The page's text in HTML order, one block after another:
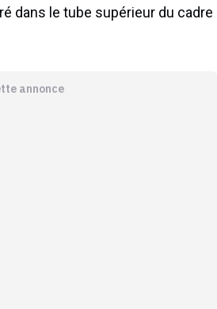
dans le tube supérieur du cadre
annonce